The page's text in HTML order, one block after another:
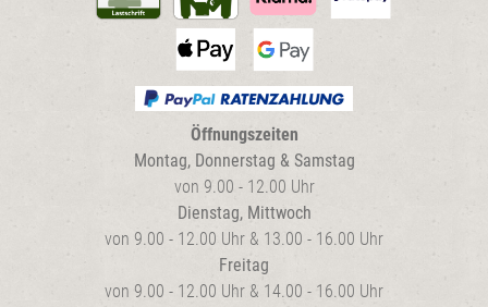
Öffnungszeiten
Montag, Donnerstag & Samstag
von 9.00 - 12.00 Uhr
Dienstag, Mittwoch
von 9.00 - 12.00 Uhr & 13.00 - 16.00 Uhr
Freitag
von 9.00 - 12.00 Uhr & 14.00 - 16.00 Uhr